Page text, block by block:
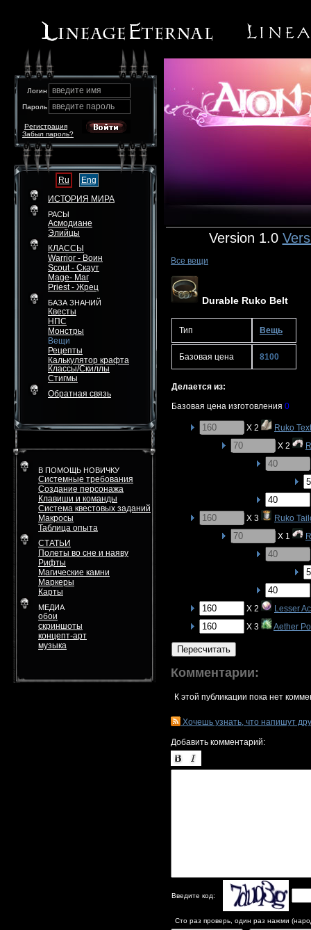
Логин введите имя
Пароль введите пароль
Забыл пароль?
Регистрация
Ru
Eng
ИСТОРИЯ МИРА
РАСЫ
Асмодиане
Элийцы
КЛАССЫ
Warrior - Воин
Scout - Скаут
Mage- Маг
Priest - Жрец
БАЗА ЗНАНИЙ
Квесты
НПС
Монстры
Вещи
Рецепты
Калькулятор крафта
Классы/Скиллы
Стигмы
Обратная связь
В ПОМОЩЬ НОВИЧКУ
Системные требования
Создание персонажа
Клавиши и команды
Система квестовых заданий
Макросы
Таблица опыта
СТАТЬИ
Полеты во сне и наяву
Рифты
Магические камни
Маркеры
Карты
МЕДИА
обои
скриншоты
концепт-арт
музыка
Version 1.0
Все вещи
Durable Ruko Belt
Тип Вещь
Базовая цена 8100
Делается из:
Базовая цена изготовления 0
X 2
Ruko
X 2
X 3
Ruko
X 1
X 2
Lesser
X 3
Aether
Пересчитать
Комментарии:
К этой публикации пока нет
Хочешь узнать, что напишут
Добавить комментарий:
Введите код:
Сто раз проверь, один раз нажми